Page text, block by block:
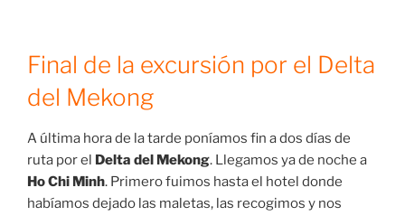
Final de la excursión por el Delta
del Mekong
A última hora de la tarde poníamos fin a dos días de
ruta por el Delta del Mekong. Llegamos ya de noche a
Ho Chi Minh. Primero fuimos hasta el hotel donde
habíamos dejado las maletas, las recogimos y nos